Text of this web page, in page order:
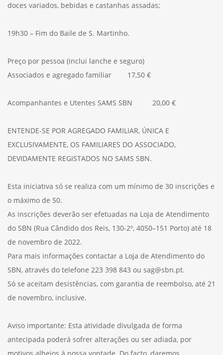
doces variados, bebidas e castanhas assadas;
19h30 – Fim do Baile de S. Martinho.
Preço por pessoa (inclui lanche e seguro)
Associados e agregado familiar 17,50 €
Acompanhantes e Utentes SAMS SBN 20,00 €
ENTENDE-SE POR AGREGADO FAMILIAR, ÚNICA E
EXCLUSIVAMENTE, OS FAMILIARES DO ASSOCIADO,
DEVIDAMENTE REGISTADOS NO SAMS SBN.
Esta iniciativa só se realiza com um mínimo de 30 inscrições e
o máximo de 50.
As inscrições deverão ser efetuadas na Loja de Atendimento
do SBN (Rua Cândido dos Reis, 130-2º, 4050–151 Porto) até 18
de novembro de 2022.
Para mais informações contactar a Loja de Atendimento do
SBN, através do telefone 223 398 843 ou sag@sbn.pt.
Só se aceitam desistências, com garantia de reembolso, até 21
de novembro, inclusive.
Aviso importante: Esta atividade divulgada de forma
antecipada poderá sofrer alterações ou ser adiada, por